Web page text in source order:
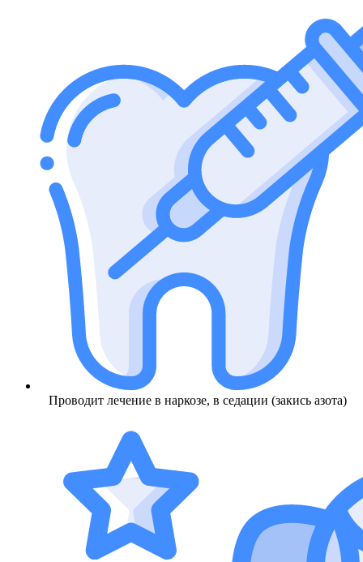
Проводит лечение в наркозе, в седации (закись азота)